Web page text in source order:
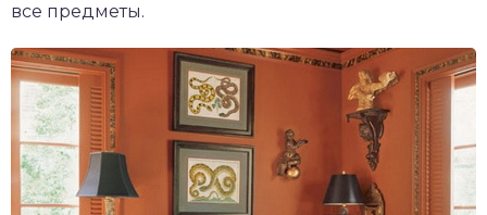
все предметы.